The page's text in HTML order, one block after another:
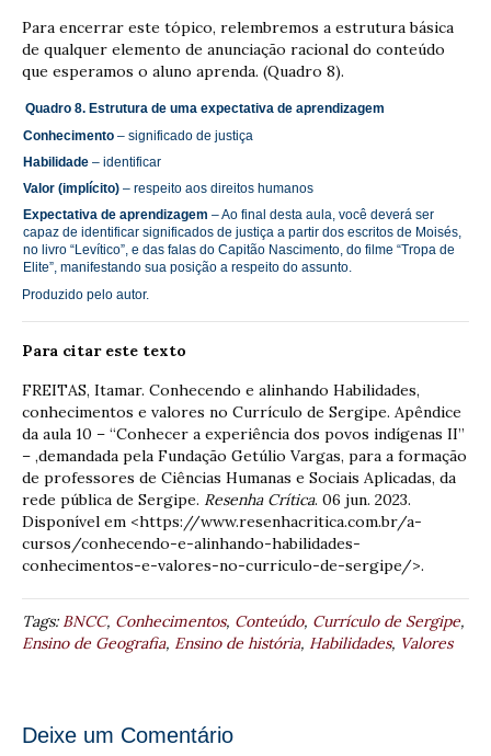
Para encerrar este tópico, relembremos a estrutura básica
de qualquer elemento de anunciação racional do conteúdo
que esperamos o aluno aprenda. (Quadro 8).
Quadro 8. Estrutura de uma expectativa de aprendizagem
Conhecimento – significado de justiça
Habilidade – identificar
Valor (implícito) – respeito aos direitos humanos
Expectativa de aprendizagem – Ao final desta aula, você deverá ser
capaz de identificar significados de justiça a partir dos escritos de Moisés,
no livro “Levítico”, e das falas do Capitão Nascimento, do filme “Tropa de
Elite”, manifestando sua posição a respeito do assunto.
Produzido pelo autor.
Para citar este texto
FREITAS, Itamar. Conhecendo e alinhando Habilidades,
conhecimentos e valores no Currículo de Sergipe. Apêndice
da aula 10 – “Conhecer a experiência dos povos indígenas II”
– ,demandada pela Fundação Getúlio Vargas, para a formação
de professores de Ciências Humanas e Sociais Aplicadas, da
rede pública de Sergipe. Resenha Crítica. 06 jun. 2023.
Disponível em <https://www.resenhacritica.com.br/a-
cursos/conhecendo-e-alinhando-habilidades-
conhecimentos-e-valores-no-curriculo-de-sergipe/>.
Tags:BNCC, Conhecimentos, Conteúdo, Currículo de Sergipe,
Ensino de Geografia, Ensino de história, Habilidades, Valores
Deixe um Comentário